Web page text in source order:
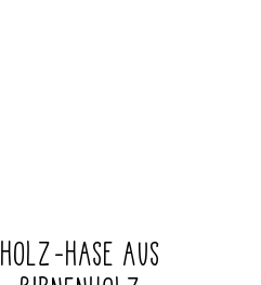
HOLZ-HASE AUS